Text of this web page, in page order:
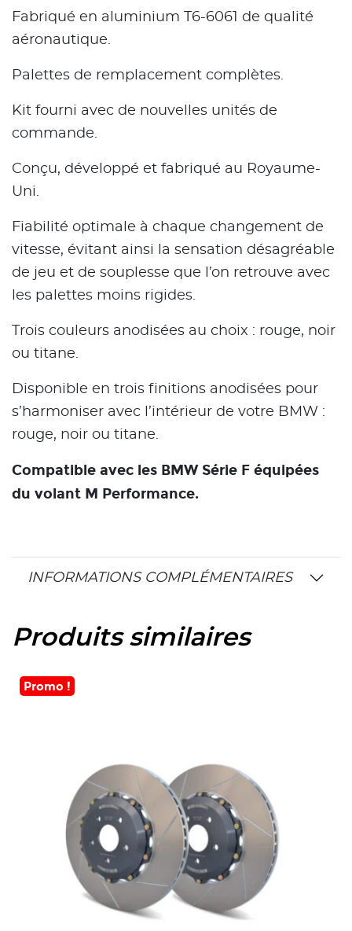
Fabriqué en aluminium T6-6061 de qualité
aéronautique.
Palettes de remplacement complètes.
Kit fourni avec de nouvelles unités de
commande.
Conçu, développé et fabriqué au Royaume-
Uni.
Fiabilité optimale à chaque changement de
vitesse, évitant ainsi la sensation désagréable
de jeu et de souplesse que l’on retrouve avec
les palettes moins rigides.
Trois couleurs anodisées au choix : rouge, noir
ou titane.
Disponible en trois finitions anodisées pour
s’harmoniser avec l’intérieur de votre BMW :
rouge, noir ou titane.
Compatible avec les BMW Série F équipées
du volant M Performance.
INFORMATIONS COMPLÉMENTAIRES
Produits similaires
Promo !